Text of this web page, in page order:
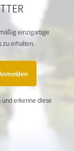
einzigartige
zu erhalten.
und erkenne diese